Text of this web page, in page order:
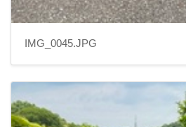
IMG_0045.JPG